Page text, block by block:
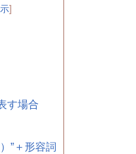
]
す場合
”＋形容詞